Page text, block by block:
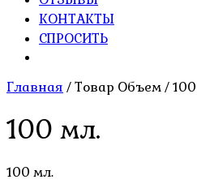
КОНТАКТЫ
СПРОСИТЬ
Главная / Товар Объем /
100 мл.
100 мл.